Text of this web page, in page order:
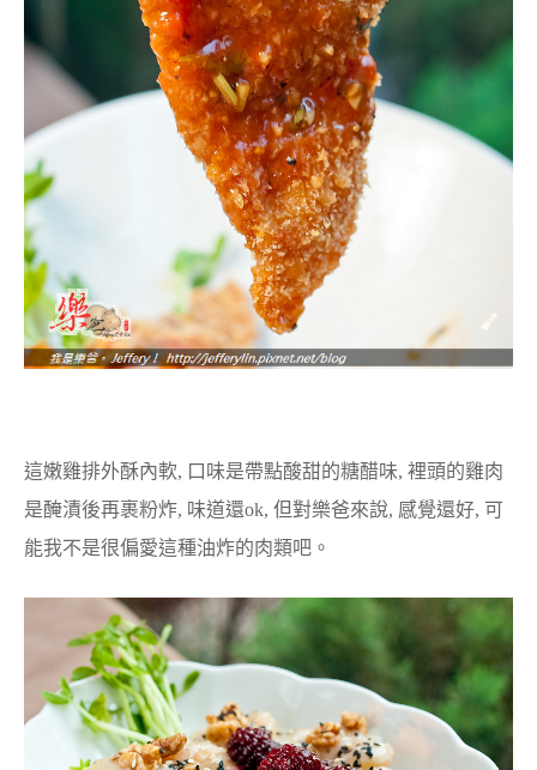
這嫩雞排外酥內軟, 口味是帶點酸甜的糖醋味, 裡頭的雞肉
是醃漬後再裹粉炸, 味道還ok, 但對樂爸來說, 感覺還好, 可
能我不是很偏愛這種油炸的肉類吧。